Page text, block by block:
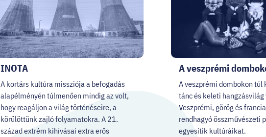
INOTA
A kortárs kultúra missziója a befogadás
alapélményén túlmenően mindig az volt,
hogy reagáljon a világ történéseire, a
körülöttünk zajló folyamatokra. A 21.
század extrém kihívásai extra erős
A veszprémi
A veszprémi dombokon túl
tánc és keleti hangzásvilág
Veszprémi, görög és
rendhagyó összművészeti
egyesítik kultúráikat.